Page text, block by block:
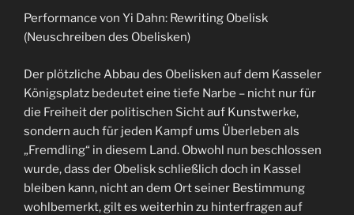
Performance von Yi Dahn: Rewriting Obelisk
(Neuschreiben des Obelisken)
Der plötzliche Abbau des Obelisken auf dem Kasseler
Königsplatz bedeutet eine tiefe Narbe – nicht nur für
die Freiheit der politischen Sicht auf Kunstwerke,
sondern auch für jeden Kampf ums Überleben als
„Fremdling“ in diesem Land. Obwohl nun beschlossen
wurde, dass der Obelisk schließlich doch in Kassel
bleiben kann, nicht an dem Ort seiner Bestimmung
wohlbemerkt, gilt es weiterhin zu hinterfragen auf